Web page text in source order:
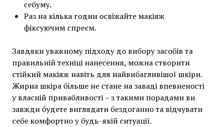
себуму.
Раз на кілька годин освіжайте макіяж
фіксуючим спреєм.
Завдяки уважному підходу до вибору засобів та
правильній техніці нанесення, можна створити
стійкий макіяж навіть для найвибагливішої шкіри.
Жирна шкіра більше не стане на заваді впевненості
у власній привабливості – з такими порадами ви
завжди будете виглядати бездоганно та відчувати
себе комфортно у будь-якій ситуації.